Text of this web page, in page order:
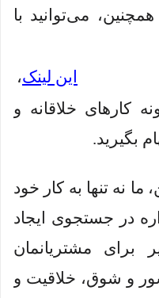
می‌توانید با
این لینک،
کارهای خلاقانه و
بگیرید.
نه تنها به کار خود
در جستجوی ایجاد
برای مشتریانمان
و شوق، خلاقیت و